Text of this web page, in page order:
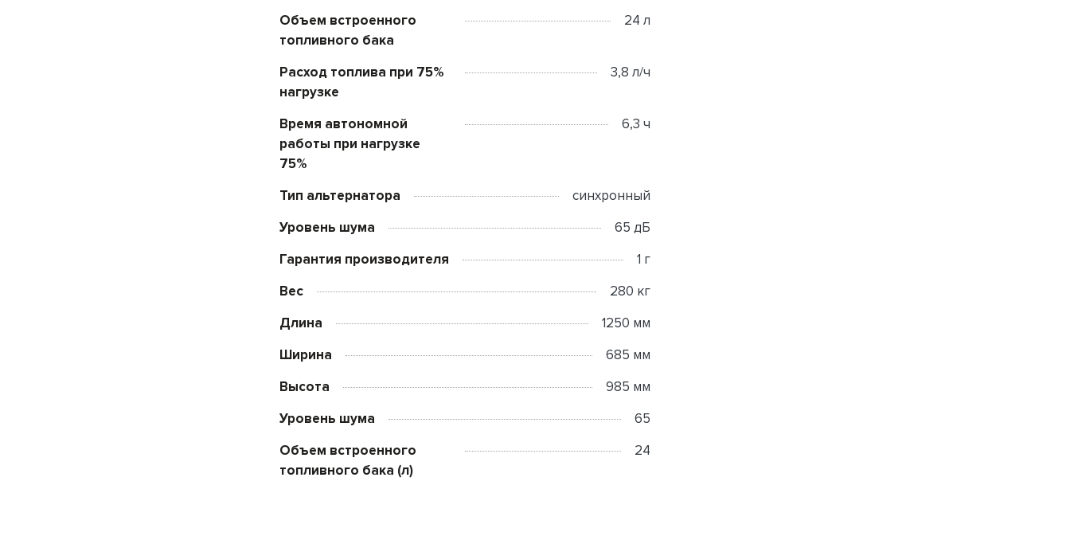
Объем встроенного
топливного бака
24 л
Расход топлива при 75%
нагрузке
3,8 л/ч
Время автономной
работы при нагрузке
75%
6,3 ч
Тип альтернатора
синхронный
Уровень шума
65 дБ
Гарантия производителя
1 г
Вес
280 кг
Длина
1250 мм
Ширина
685 мм
Высота
985 мм
Уровень шума
65
Объем встроенного
топливного бака (л)
24